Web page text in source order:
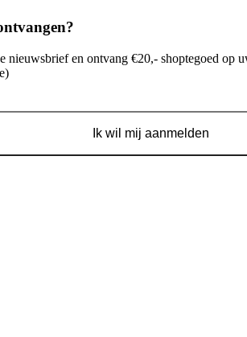
nieuwsbrief en ontvang €20,- shoptegoed op
Ik wil mij aanmelden